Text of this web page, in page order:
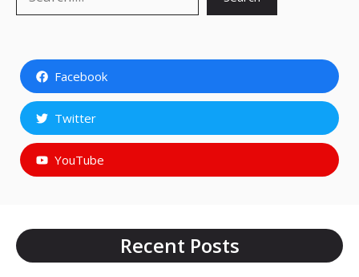
Facebook
Twitter
YouTube
Recent Posts